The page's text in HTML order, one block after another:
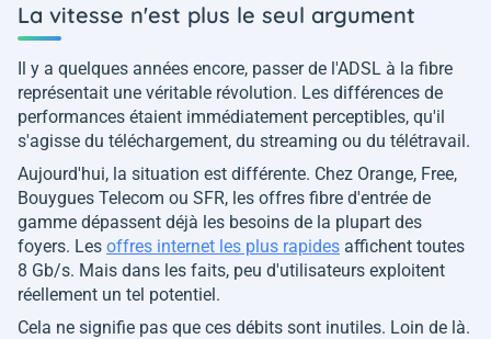
La vitesse n'est plus le seul argument
Il y a quelques années encore, passer de l'ADSL à la fibre
représentait une véritable révolution. Les différences de
performances étaient immédiatement perceptibles, qu'il
s'agisse du téléchargement, du streaming ou du télétravail.
Aujourd'hui, la situation est différente. Chez Orange, Free,
Bouygues Telecom ou SFR, les offres fibre d'entrée de
gamme dépassent déjà les besoins de la plupart des
foyers. Les offres internet les plus rapides affichent toutes
8 Gb/s. Mais dans les faits, peu d'utilisateurs exploitent
réellement un tel potentiel.
Cela ne signifie pas que ces débits sont inutiles. Loin de là.